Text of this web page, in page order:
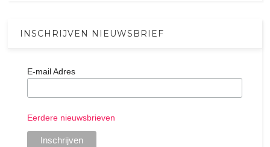
INSCHRIJVEN NIEUWSBRIEF
E-mail Adres
Eerdere nieuwsbrieven